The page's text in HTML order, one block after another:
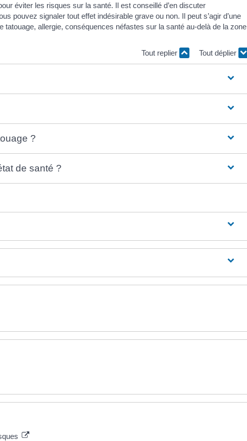
éviter les risques sur la santé. Il est conseillé d’en discuter
pouvez signaler tout effet indésirable grave ou non. Il peut s’agir d’une
allergie, conséquences néfastes sur la santé au-delà de la zone
Tout replier
Tout déplier
?
de santé ?